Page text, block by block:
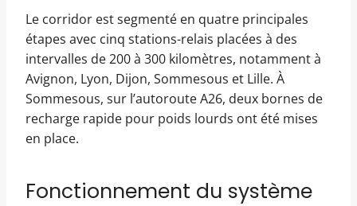
Le corridor est segmenté en quatre principales
étapes avec cinq stations-relais placées à des
intervalles de 200 à 300 kilomètres, notamment à
Avignon, Lyon, Dijon, Sommesous et Lille. À
Sommesous, sur l’autoroute A26, deux bornes de
recharge rapide pour poids lourds ont été mises
en place.
Fonctionnement du système